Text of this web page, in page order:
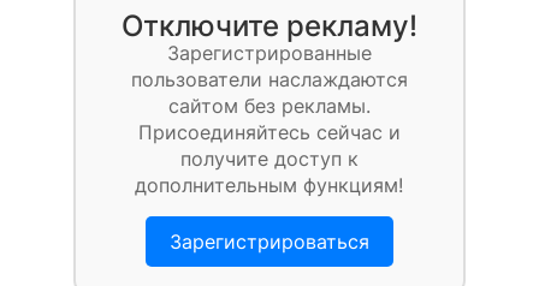
Отключите рекламу!
Зарегистрированные
пользователи наслаждаются
сайтом без рекламы.
Присоединяйтесь сейчас и
получите доступ к
дополнительным функциям!
Зарегистрироваться